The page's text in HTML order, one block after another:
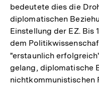
bedeutete dies die
diplomatischen
Einstellung der EZ.
dem
"erstaunlich
gelang, diplomatische
nichtkommunistischen